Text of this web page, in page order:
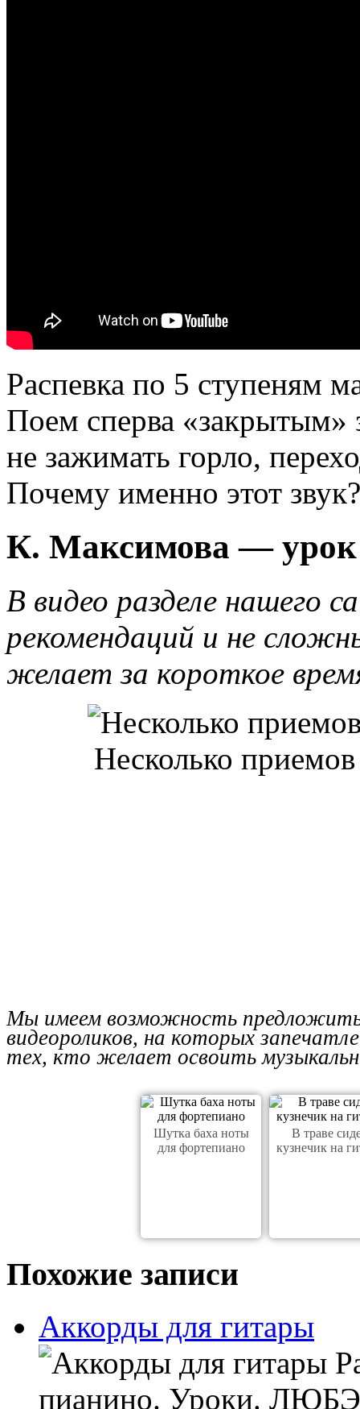
Распевка по 5 ступеням
Поем сперва «закрытым»
не зажимать горло,
Почему именно этот звук?
К. Максимова — урок
В видео разделе нашего
рекомендаций и не
желает за короткое
Несколько
Мы имеем возможность
видеороликов, на которых
тех, кто желает освоить
Шутка баха ноты
для фортепиано
В траве
кузнечик на
Похожие записи
Аккорды для гитары
пианино. Уроки. ЛЮБЭ